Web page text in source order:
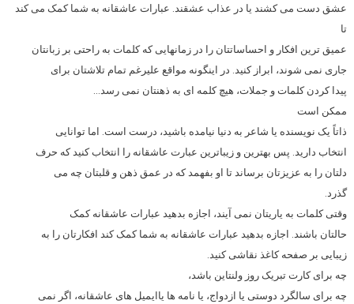
عشق دست می کشند یا در عذاب عشقند. عبارات عاشقانه به شما کمک می کند
تا
عمیق ترین افکار و احساساتتان را در زمانهایی که کلمات به راحتی بر زبانتان
جاری نمی شوند، ابراز کنید. در اینگونه مواقع علیرغم تمام تلاشتان برای
پیدا کردن کلمات و جملات، هیچ کلمه ای به ذهنتان نمی رسد…
ممکن است
ذاتاً یک نویسنده یا شاعر به دنیا نیامده باشید، درست است. اما توانایی
انتخاب دارید. پس بهترین و زیباترین عبارت عاشقانه را انتخاب کنید که حرف
دلتان را به عزیزتان برساند تا او بفهمد که در عمق ذهن و قلبتان چه می
گذرد.
وقتی کلمات به یاریتان نمی آیند، اجازه بدهید عبارات عاشقانه کمک
حالتان باشند. اجازه بدهید عبارات عاشقانه به شما کمک کند افکارتان را به
زیبایی بر صفحه کاغذ نقاشی کنید.
چه برای کارت تبریک روز ولنتاین باشد،
چه برای سالگرد دوستی یا ازدواج، یا نامه ها یاایمیل های عاشقانه، اگر نمی